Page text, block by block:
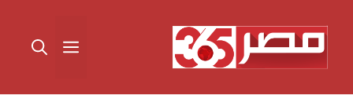
المحتوى القائمة